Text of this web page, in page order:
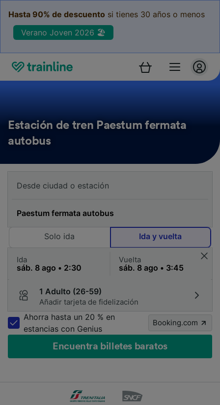
Hasta 90% de descuento si tienes 30 años o menos
Verano Joven 2026 🏖️
Estación de tren Paestum fermata
autobus
Solo ida Ida y vuelta
Ida Vuelta
1 Adulto (26-59)
Añadir tarjeta de fidelización
Ahorra hasta un 20 % en
estancias con Genius
Booking.com
Encuentra billetes baratos